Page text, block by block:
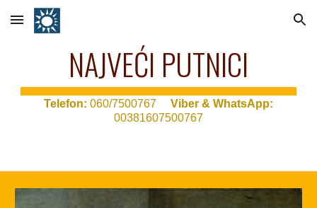
Skip to main content Skip to navigation
NAJVEĆI PUTNICI
Telefon: 060/7500767 Viber & WhatsApp:
00381607500767